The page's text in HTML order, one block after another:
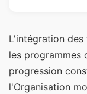
L'intégration
les programmes
progression
l'Organisation